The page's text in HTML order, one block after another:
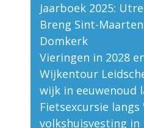
Jaarboek 2025:
Breng Sint-
Domkerk
Vieringen in 2028
Wijkentour
wijk in eeuwenoud
Fietsexcursie
volkshuisvesting